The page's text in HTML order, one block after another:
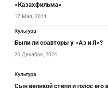
«Казахфильма»
17 Мая, 2024
Культура
Были ли соавторы у «Аз и Я»?
20 Декабря, 2024
Культура
Сын великой степи и голос его